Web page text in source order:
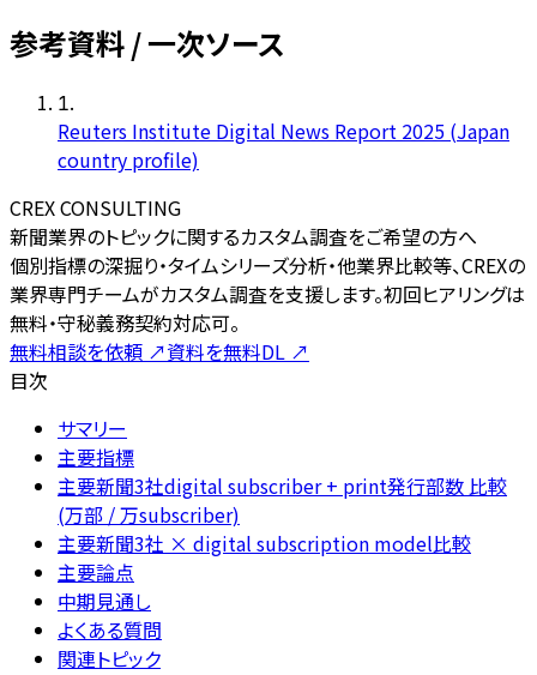
参考資料 / 一次ソース
1.
Reuters Institute Digital News Report 2025 (Japan
country profile)
CREX CONSULTING
新聞業界のトピックに関するカスタム調査をご希望の方へ
個別指標の深掘り・タイムシリーズ分析・他業界比較等、CREXの
業界専門チームがカスタム調査を支援します。初回ヒアリングは
無料・守秘義務契約対応可。
無料相談を依頼 ↗資料を無料DL ↗
目次
サマリー
主要指標
主要新聞3社digital subscriber + print発行部数 比較
(万部 / 万subscriber)
主要新聞3社 × digital subscription model比較
主要論点
中期見通し
よくある質問
関連トピック